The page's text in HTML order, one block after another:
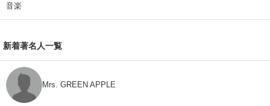
音楽
新着著名人一覧
Mrs. GREEN APPLE